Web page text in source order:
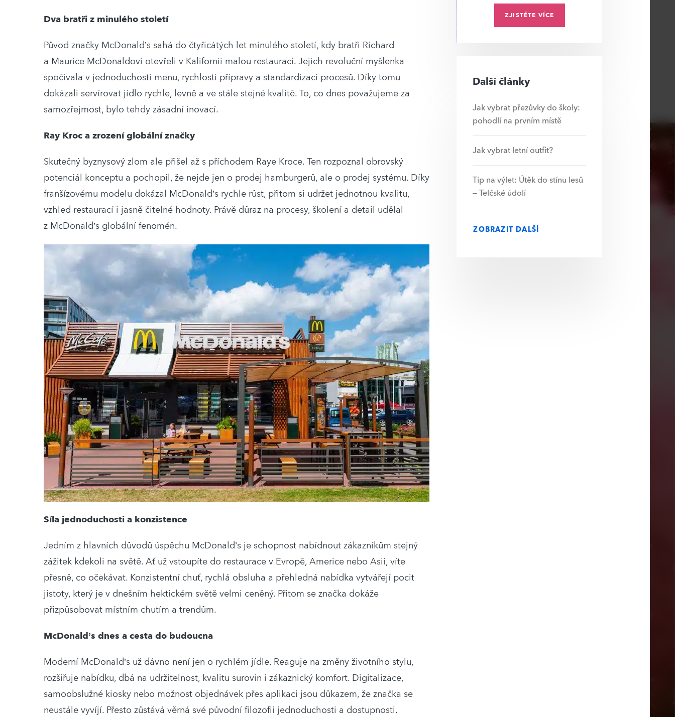
Dva bratři z minulého století
Původ značky McDonald’s sahá do čtyřicátých let minulého století, kdy bratři Richard
a Maurice McDonaldovi otevřeli v Kalifornii malou restauraci. Jejich revoluční myšlenka
spočívala v jednoduchosti menu, rychlosti přípravy a standardizaci procesů. Díky tomu
dokázali servírovat jídlo rychle, levně a ve stále stejné kvalitě. To, co dnes považujeme za
samozřejmost, bylo tehdy zásadní inovací.
Ray Kroc a zrození globální značky
Skutečný byznysový zlom ale přišel až s příchodem Raye Kroce. Ten rozpoznal obrovský
potenciál konceptu a pochopil, že nejde jen o prodej hamburgerů, ale o prodej systému. Díky
franšízovému modelu dokázal McDonald’s rychle růst, přitom si udržet jednotnou kvalitu,
vzhled restaurací i jasně čitelné hodnoty. Právě důraz na procesy, školení a detail udělal
z McDonald’s globální fenomén.
Síla jednoduchosti a konzistence
Jedním z hlavních důvodů úspěchu McDonald’s je schopnost nabídnout zákazníkům stejný
zážitek kdekoli na světě. Ať už vstoupíte do restaurace v Evropě, Americe nebo Asii, víte
přesně, co očekávat. Konzistentní chuť, rychlá obsluha a přehledná nabídka vytvářejí pocit
jistoty, který je v dnešním hektickém světě velmi ceněný. Přitom se značka dokáže
přizpůsobovat místním chutím a trendům.
McDonald’s dnes a cesta do budoucna
Moderní McDonald’s už dávno není jen o rychlém jídle. Reaguje na změny životního stylu,
rozšiřuje nabídku, dbá na udržitelnost, kvalitu surovin i zákaznický komfort. Digitalizace,
samoobslužné kiosky nebo možnost objednávek přes aplikaci jsou důkazem, že značka se
neustále vyvíjí. Přesto zůstává věrná své původní filozofii jednoduchosti a dostupnosti.
ZJISTĚTE VÍCE
Další články
Jak vybrat přezůvky do školy:
pohodlí na prvním místě
Jak vybrat letní outfit?
Tip na výlet: Útěk do stínu lesů
– Telčské údolí
ZOBRAZIT DALŠÍ